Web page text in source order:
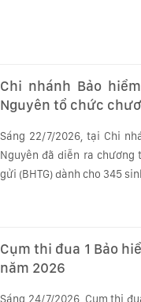
Chi nhánh Bảo
Nguyên tổ chức
Sáng 22/7/2026, tại Chi
Nguyên đã diễn ra
gửi (BHTG) dành cho 345
Cụm thi đua 1 Bảo
năm 2026
Sáng 24/7/2026, Cụm thi